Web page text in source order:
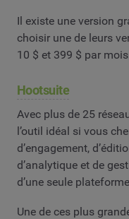
Il existe une version
choisir une de leurs
10 $ et 399 $ par
Hootsuite
Avec plus de 25
l’outil idéal si vous
d’engagement,
d’analytique et de
d’une seule
Une de ces plus